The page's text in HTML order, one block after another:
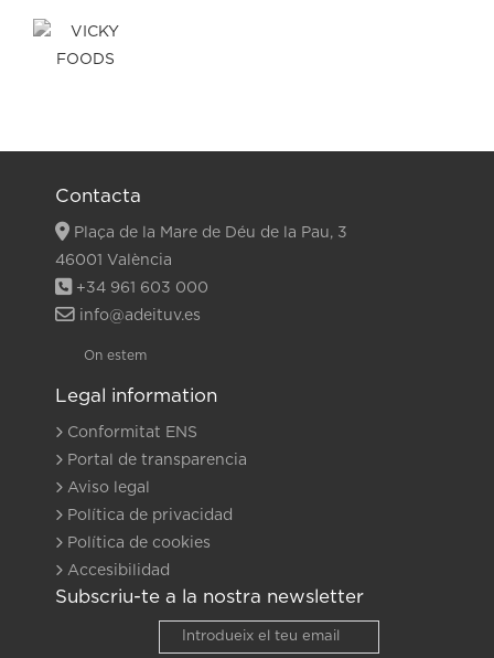
Contacta
Plaça de la Mare de Déu de la Pau, 3
46001 València
+34 961 603 000
info@adeituv.es
On estem
Legal information
Conformitat ENS
Portal de transparencia
Aviso legal
Política de privacidad
Política de cookies
Accesibilidad
Subscriu-te a la nostra newsletter